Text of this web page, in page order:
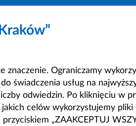
znaczenie. Ograniczamy
świadczenia usług na
odwiedzin. Po kliknięciu w
celów wykorzystujemy pliki
„ZAAKCEPTUJ